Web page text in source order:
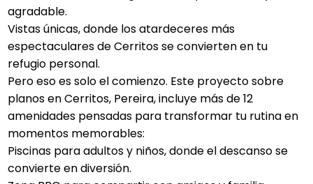
agradable.
Vistas únicas, donde los atardeceres más
espectaculares de Cerritos se convierten en tu
refugio personal.
Pero eso es solo el comienzo. Este proyecto sobre
planos en Cerritos, Pereira, incluye más de 12
amenidades pensadas para transformar tu rutina en
momentos memorables:
Piscinas para adultos y niños, donde el descanso se
convierte en diversión.